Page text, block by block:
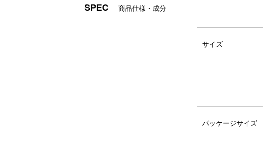
BRUNOコンパクトホットプレートのノブ（持ち手）に
デザイン3種類×メッセージ4種類＝12通りの組み合わ
※刻印をするデザインやテキストはご注文内手続き画面
SPEC 商品仕様・成分
サイズ
パッケージサイズ